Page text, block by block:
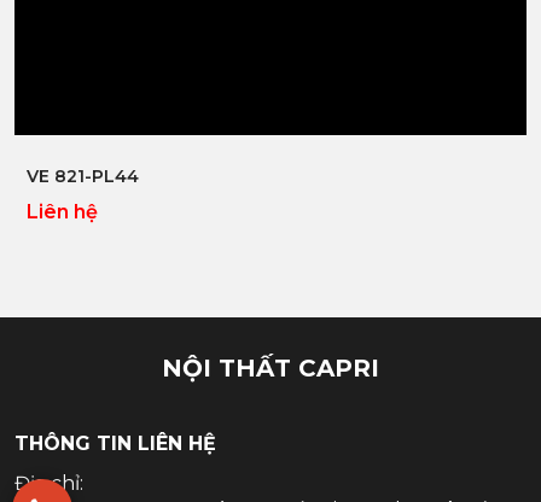
VE 821-PL44
Liên hệ
NỘI THẤT CAPRI
THÔNG TIN LIÊN HỆ
Địa chỉ: